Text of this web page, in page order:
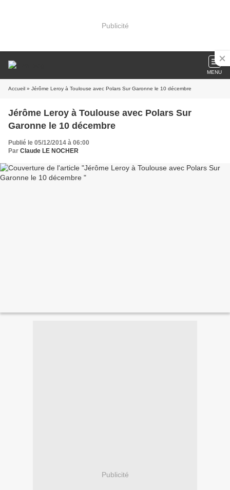
Publicité
MENU
Accueil » Jérôme Leroy à Toulouse avec Polars Sur Garonne le 10 décembre
Jérôme Leroy à Toulouse avec Polars Sur
Garonne le 10 décembre
Publié le 05/12/2014 à 06:00
Par Claude LE NOCHER
Publicité